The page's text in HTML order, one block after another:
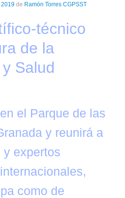
2019 de Ramón Torres CGPSST
técnico
de la
Salud
el Parque de las
y reunirá a
y expertos
como de